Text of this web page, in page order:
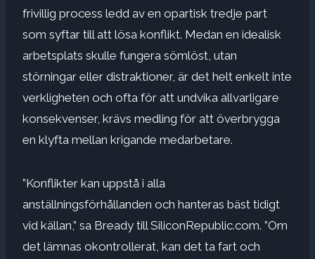
frivillig process ledd av en opartisk tredje part
som syftar till att lösa konflikt. Medan en idealisk
arbetsplats skulle fungera sömlöst, utan
störningar eller distraktioner, är det helt enkelt inte
verkligheten och ofta för att undvika allvarligare
konsekvenser, krävs medling för att överbrygga
en klyfta mellan krigande medarbetare.
”Konflikter kan uppstå i alla
anställningsförhållanden och hanteras bäst tidigt
vid källan,” sa Bready till SiliconRepublic.com. ”Om
det lämnas okontrollerat, kan det ta fart och